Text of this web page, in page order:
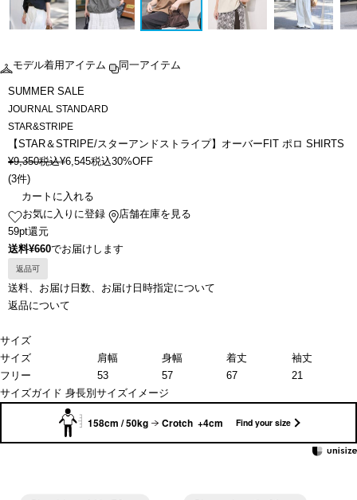
モデル着用アイテム 同一アイテム
SUMMER SALE
JOURNAL STANDARD
STAR&STRIPE
【STAR＆STRIPE/スターアンドストライプ】オーバーFIT ポロ SHIRTS
¥9,350税込¥6,545税込30%OFF
(3件)
カートに入れる
お気に入りに登録
店舗在庫を見る
59pt還元
送料¥660でお届けします
返品可
送料、お届け日数、お届け日時指定について
返品について
サイズ
サイズ
肩幅 身幅 着丈
袖丈
フリー
53 57 67
21
サイズガイド 身長別サイズイメージ
158cm / 50kg Crotch +4cm Find your size